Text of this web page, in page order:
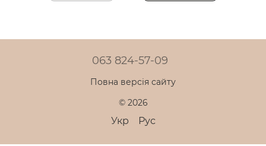
063 824-57-09
Повна версія сайту
© 2026
Укр Рус